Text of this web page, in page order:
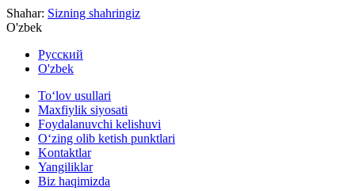
Shahar: Sizning shahringiz
O'zbek
Русский
O'zbek
To‘lov usullari
Maxfiylik siyosati
Foydalanuvchi kelishuvi
O‘zing olib ketish punktlari
Kontaktlar
Yangiliklar
Biz haqimizda